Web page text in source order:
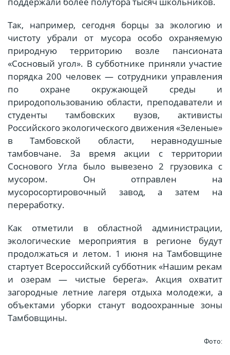
Так, например, сегодня борцы за экологию и
чистоту убрали от мусора особо охраняемую
природную территорию возле пансионата
«Сосновый угол». В субботнике приняли участие
порядка 200 человек — сотрудники управления
по охране окружающей среды и
природопользованию области, преподаватели и
студенты тамбовских вузов, активисты
Российского экологического движения «Зеленые»
в Тамбовской области, неравнодушные
тамбовчане. За время акции с территории
Соснового Угла было вывезено 2 грузовика с
мусором. Он отправлен на
мусоросортировочный завод, а затем на
переработку.
Как отметили в областной администрации,
экологические мероприятия в регионе будут
продолжаться и летом. 1 июня на Тамбовщине
стартует Всероссийский субботник «Нашим рекам
и озерам — чистые берега». Акция охватит
загородные летние лагеря отдыха молодежи, а
объектами уборки станут водоохранные зоны
Тамбовщины.
Фото: